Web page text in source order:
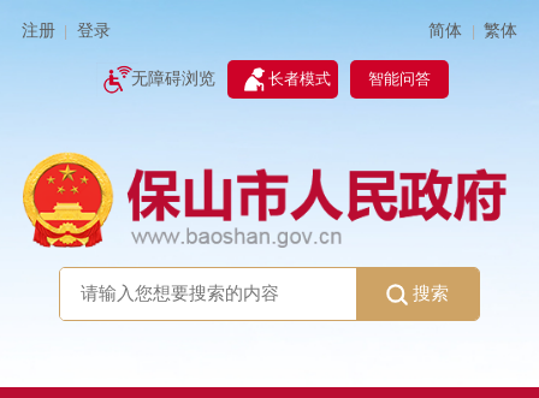
注册 登录 简体 | 繁体
无障碍浏览 长者模式 智能问答
搜索